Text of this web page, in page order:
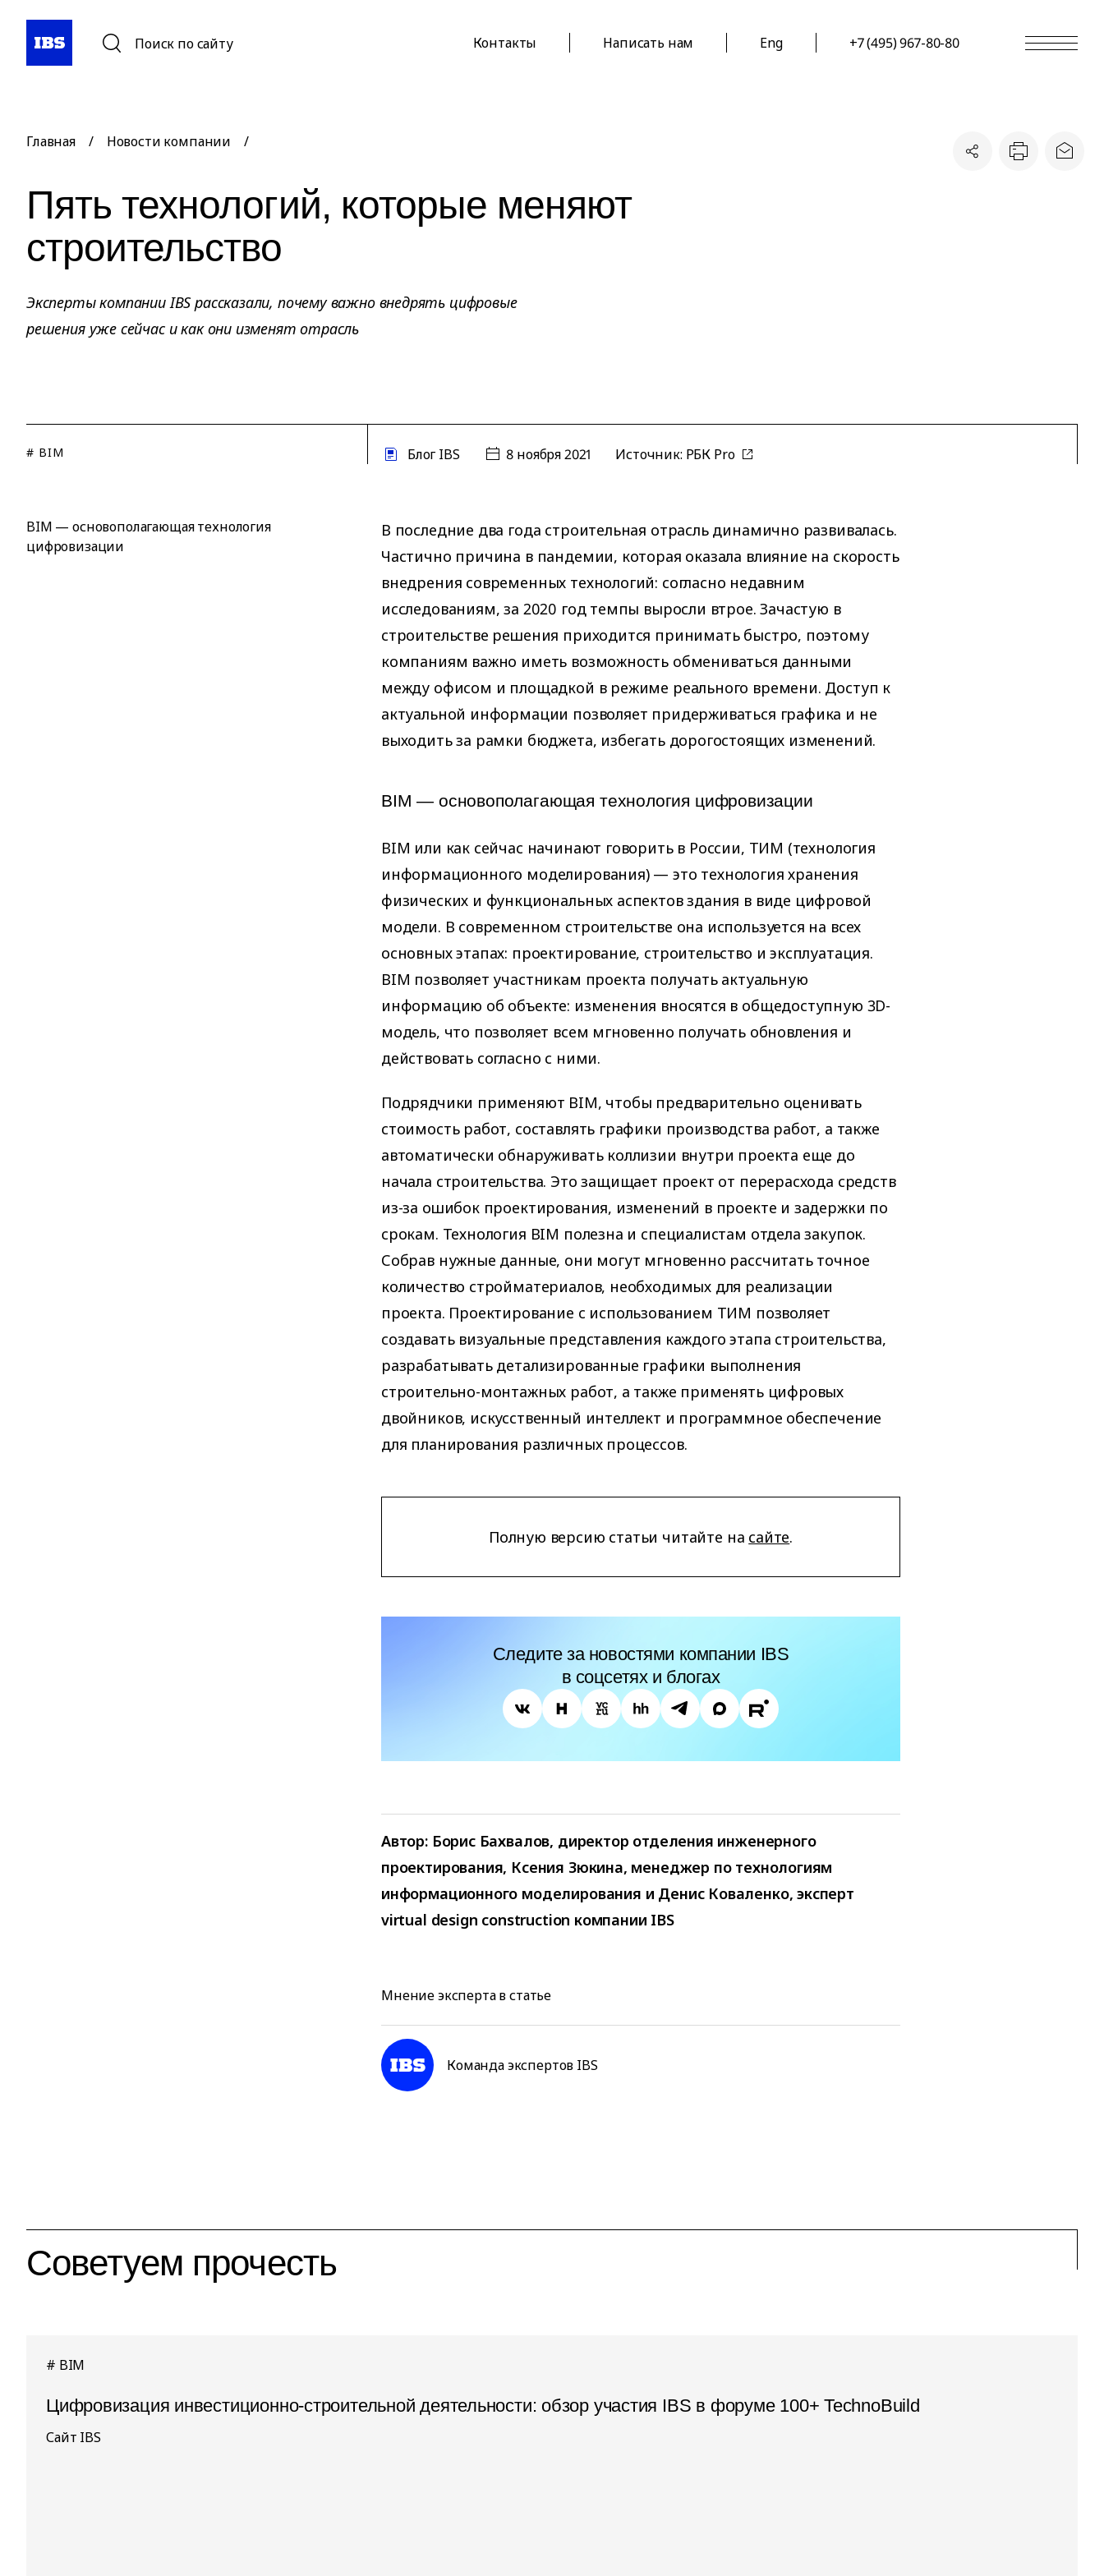
Поиск по сайту Контакты Написать нам Eng +7 (495) 967-80-80
Главная / Новости компании /
Пять технологий, которые меняют
строительство
Эксперты компании IBS рассказали, почему важно внедрять цифровые
решения уже сейчас и как они изменят отрасль
# BIM Блог IBS 8 ноября 2021 Источник: РБК Pro
BIM — основополагающая технология
цифровизации
В последние два года строительная отрасль динамично развивалась.
Частично причина в пандемии, которая оказала влияние на скорость
внедрения современных технологий: согласно недавним
исследованиям, за 2020 год темпы выросли втрое. Зачастую в
строительстве решения приходится принимать быстро, поэтому
компаниям важно иметь возможность обмениваться данными
между офисом и площадкой в режиме реального времени. Доступ к
актуальной информации позволяет придерживаться графика и не
выходить за рамки бюджета, избегать дорогостоящих изменений.
BIM — основополагающая технология цифровизации
BIM или как сейчас начинают говорить в России, ТИМ (технология
информационного моделирования) — это технология хранения
физических и функциональных аспектов здания в виде цифровой
модели. В современном строительстве она используется на всех
основных этапах: проектирование, строительство и эксплуатация.
BIM позволяет участникам проекта получать актуальную
информацию об объекте: изменения вносятся в общедоступную 3D-
модель, что позволяет всем мгновенно получать обновления и
действовать согласно с ними.
Подрядчики применяют BIM, чтобы предварительно оценивать
стоимость работ, составлять графики производства работ, а также
автоматически обнаруживать коллизии внутри проекта еще до
начала строительства. Это защищает проект от перерасхода средств
из-за ошибок проектирования, изменений в проекте и задержки по
срокам. Технология BIM полезна и специалистам отдела закупок.
Собрав нужные данные, они могут мгновенно рассчитать точное
количество стройматериалов, необходимых для реализации
проекта. Проектирование c использованием ТИМ позволяет
создавать визуальные представления каждого этапа строительства,
разрабатывать детализированные графики выполнения
строительно-монтажных работ, а также применять цифровых
двойников, искусственный интеллект и программное обеспечение
для планирования различных процессов.
Полную версию статьи читайте на сайте.
Следите за новостями компании IBS
в соцсетях и блогах
Автор: Борис Бахвалов, директор отделения инженерного
проектирования, Ксения Зюкина, менеджер по технологиям
информационного моделирования и Денис Коваленко, эксперт
virtual design construction компании IBS
Мнение эксперта в статье
Команда экспертов IBS
Советуем прочесть
BIM
Цифровизация инвестиционно-строительной деятельности: обзор участия IBS в форуме 100+ TechnoBuild
Сайт IBS